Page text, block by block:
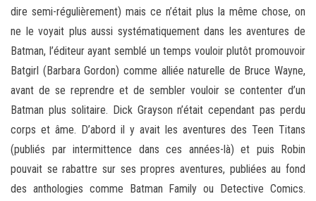
dire semi-régulièrement) mais ce n’était plus la même chose, on
ne le voyait plus aussi systématiquement dans les aventures de
Batman, l’éditeur ayant semblé un temps vouloir plutôt promouvoir
Batgirl (Barbara Gordon) comme alliée naturelle de Bruce Wayne,
avant de se reprendre et de sembler vouloir se contenter d’un
Batman plus solitaire. Dick Grayson n’était cependant pas perdu
corps et âme. D’abord il y avait les aventures des Teen Titans
(publiés par intermittence dans ces années-là) et puis Robin
pouvait se rabattre sur ses propres aventures, publiées au fond
des anthologies comme Batman Family ou Detective Comics.